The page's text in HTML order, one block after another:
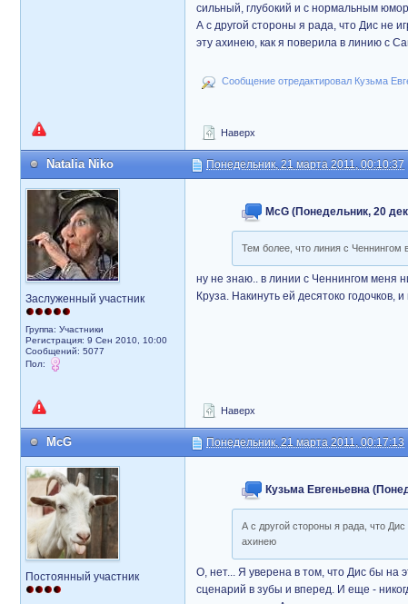
сильный, глубокий и с нормальным
А с другой стороны я рада, что Дис не
эту ахинею, как я поверила в линию с
Сообщение отредактировал Кузьма
Наверх
Natalia Niko Понедельник, 21 марта 2011, 00:10:37
Заслуженный участник
Группа: Участники
Регистрация: 9 Сен 2010, 10:00
Сообщений: 5077
Пол:
McG (Понедельник, 20
Тем более, что линия с Ченнингом
ну не знаю.. в линии с Ченнингом меня
Круза. Накинуть ей десятоко годочков,
Наверх
McG Понедельник, 21 марта 2011, 00:17:13
Постоянный участник
Кузьма Евгеньевна
А с другой стороны я рада, что
ахинею
О, нет... Я уверена в том, что Дис бы на
сценарий в зубы и вперед. И еще -